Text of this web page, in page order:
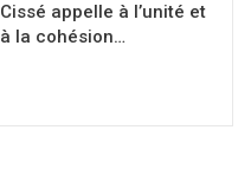
Cissé appelle à l’unité et
à la cohésion…